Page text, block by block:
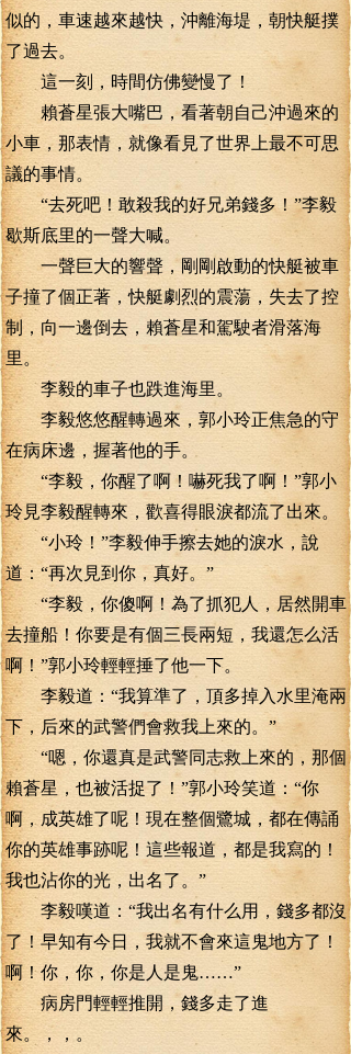
似的，車速越來越快，沖離海堤，朝快艇撲
了過去。
這一刻，時間仿佛變慢了！
賴蒼星張大嘴巴，看著朝自己沖過來的
小車，那表情，就像看見了世界上最不可思
議的事情。
“去死吧！敢殺我的好兄弟錢多！”李毅
歇斯底里的一聲大喊。
一聲巨大的響聲，剛剛啟動的快艇被車
子撞了個正著，快艇劇烈的震蕩，失去了控
制，向一邊倒去，賴蒼星和駕駛者滑落海
里。
李毅的車子也跌進海里。
李毅悠悠醒轉過來，郭小玲正焦急的守
在病床邊，握著他的手。
“李毅，你醒了啊！嚇死我了啊！”郭小
玲見李毅醒轉來，歡喜得眼淚都流了出來。
“小玲！”李毅伸手擦去她的淚水，說
道：“再次見到你，真好。”
“李毅，你傻啊！為了抓犯人，居然開車
去撞船！你要是有個三長兩短，我還怎么活
啊！”郭小玲輕輕捶了他一下。
李毅道：“我算準了，頂多掉入水里淹兩
下，后來的武警們會救我上來的。”
“嗯，你還真是武警同志救上來的，那個
賴蒼星，也被活捉了！”郭小玲笑道：“你
啊，成英雄了呢！現在整個鷺城，都在傳誦
你的英雄事跡呢！這些報道，都是我寫的！
我也沾你的光，出名了。”
李毅嘆道：“我出名有什么用，錢多都沒
了！早知有今日，我就不會來這鬼地方了！
啊！你，你，你是人是鬼……”
病房門輕輕推開，錢多走了進
來。，，。